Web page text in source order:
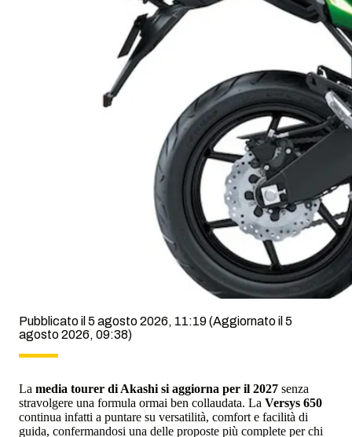
Pubblicato il 5 agosto 2026, 11:19(Aggiornato il 5
agosto 2026, 09:38)
La media tourer di Akashi si aggiorna per il 2027 senza
stravolgere una formula ormai ben collaudata. La Versys 650
continua infatti a puntare su versatilità, comfort e facilità di
guida, confermandosi una delle proposte più complete per chi